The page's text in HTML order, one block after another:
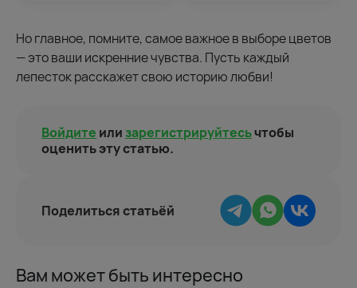
Но главное, помните, самое важное в выборе цветов
— это ваши искренние чувства. Пусть каждый
лепесток расскажет свою историю любви!
Войдите илизарегистрируйтесьчтобы
оценить эту статью.
Поделиться статьёй
Вам может быть интересно